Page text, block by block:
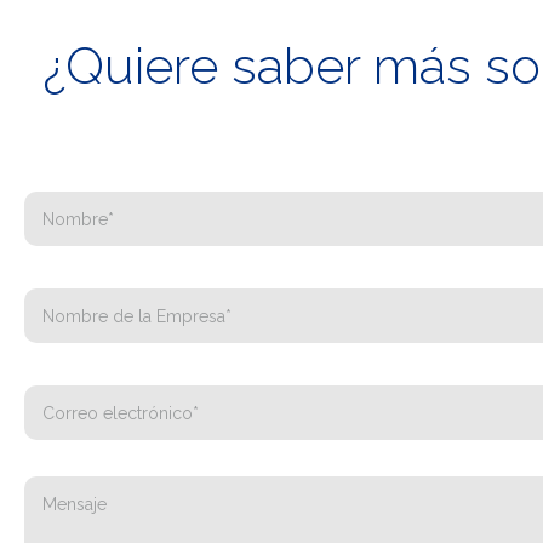
¿Quiere saber más